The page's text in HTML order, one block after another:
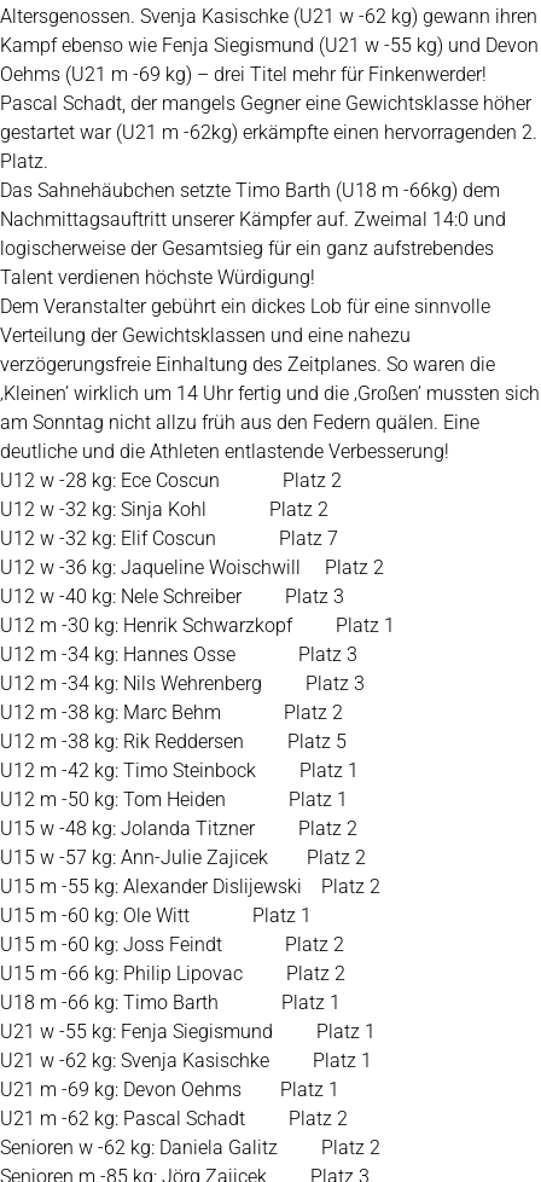
Altersgenossen. Svenja Kasischke (U21 w -62 kg) gewann ihren
Kampf ebenso wie Fenja Siegismund (U21 w -55 kg) und Devon
Oehms (U21 m -69 kg) – drei Titel mehr für Finkenwerder!
Pascal Schadt, der mangels Gegner eine Gewichtsklasse höher
gestartet war (U21 m -62kg) erkämpfte einen hervorragenden 2.
Platz.
Das Sahnehäubchen setzte Timo Barth (U18 m -66kg) dem
Nachmittagsauftritt unserer Kämpfer auf. Zweimal 14:0 und
logischerweise der Gesamtsieg für ein ganz aufstrebendes
Talent verdienen höchste Würdigung!
Dem Veranstalter gebührt ein dickes Lob für eine sinnvolle
Verteilung der Gewichtsklassen und eine nahezu
verzögerungsfreie Einhaltung des Zeitplanes. So waren die
‚Kleinen’ wirklich um 14 Uhr fertig und die ‚Großen’ mussten sich
am Sonntag nicht allzu früh aus den Federn quälen. Eine
deutliche und die Athleten entlastende Verbesserung!
U12 w -28 kg: Ece Coscun
Platz 2
U12 w -32 kg: Sinja Kohl
Platz 2
U12 w -32 kg: Elif Coscun
Platz 7
U12 w -36 kg: Jaqueline Woischwill
Platz 2
U12 w -40 kg: Nele Schreiber
Platz 3
U12 m -30 kg: Henrik Schwarzkopf
Platz 1
U12 m -34 kg: Hannes Osse
Platz 3
U12 m -34 kg: Nils Wehrenberg
Platz 3
U12 m -38 kg: Marc Behm
Platz 2
U12 m -38 kg: Rik Reddersen
Platz 5
U12 m -42 kg: Timo Steinbock
Platz 1
U12 m -50 kg: Tom Heiden
Platz 1
U15 w -48 kg: Jolanda Titzner
Platz 2
U15 w -57 kg: Ann-Julie Zajicek
Platz 2
U15 m -55 kg: Alexander Dislijewski
Platz 2
U15 m -60 kg: Ole Witt
Platz 1
U15 m -60 kg: Joss Feindt
Platz 2
U15 m -66 kg: Philip Lipovac
Platz 2
U18 m -66 kg: Timo Barth
Platz 1
U21 w -55 kg: Fenja Siegismund
Platz 1
U21 w -62 kg: Svenja Kasischke
Platz 1
U21 m -69 kg: Devon Oehms
Platz 1
U21 m -62 kg: Pascal Schadt
Platz 2
Senioren w -62 kg: Daniela Galitz
Platz 2
Senioren m -85 kg: Jörg Zajicek
Platz 3